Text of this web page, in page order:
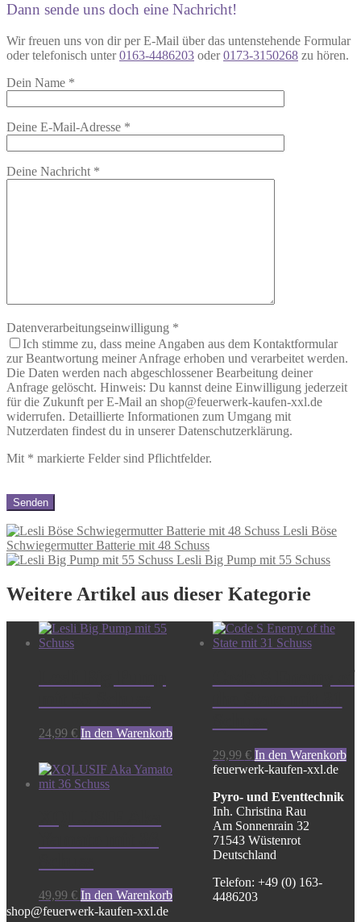
Dann sende uns doch eine Nachricht!
Wir freuen uns von dir per E-Mail über das untenstehende Formular
oder telefonisch unter0163-4486203 oder0173-3150268 zu hören.
Dein Name *
Deine E-Mail-Adresse *
Deine Nachricht *
Datenverarbeitungseinwilligung *
Ich stimme zu, dass meine Angaben aus dem Kontaktformular
zur Beantwortung meiner Anfrage erhoben und verarbeitet werden.
Die Daten werden nach abgeschlossener Bearbeitung deiner
Anfrage gelöscht. Hinweis: Du kannst deine Einwilligung jederzeit
für die Zukunft per E-Mail an shop@feuerwerk-kaufen-xxl.de
widerrufen. Detaillierte Informationen zum Umgang mit
Nutzerdaten findest du in unserer Datenschutzerklärung.
Mit * markierte Felder sind Pflichtfelder.
Lesli Böse
Schwiegermutter Batterie mit 48 Schuss
Lesli Big Pump mit 55 Schuss
Weitere Artikel aus dieser Kategorie
24,99 € In den Warenkorb
29,99 € In den Warenkorb
49,99 € In den Warenkorb
feuerwerk-kaufen-xxl.de
Pyro- und Eventtechnik
Inh. Christina Rau
Am Sonnenrain 32
71543 Wüstenrot
Deutschland
Telefon: +49 (0) 163-
4486203
shop@feuerwerk-kaufen-xxl.de